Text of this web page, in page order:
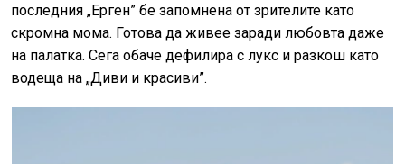
последния „Ерген” бе запомнена от зрителите като
скромна мома. Готова да живее заради любовта даже
на палатка. Сега обаче дефилира с лукс и разкош като
водеща на „Диви и красиви”.